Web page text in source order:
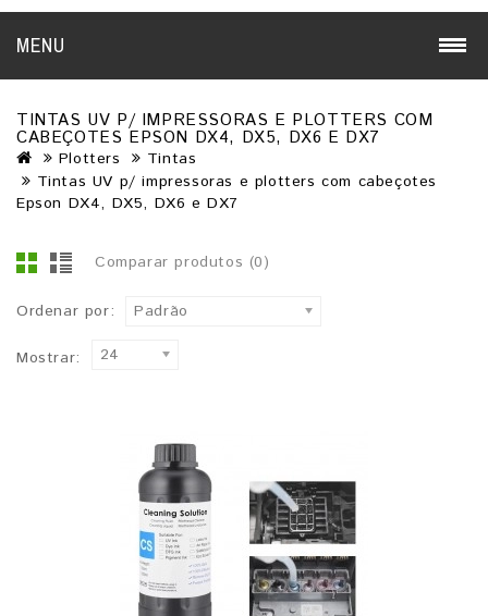
MENU
TINTAS UV P/ IMPRESSORAS E PLOTTERS COM
CABEÇOTES EPSON DX4, DX5, DX6 E DX7
Plotters
Tintas
Tintas UV p/ impressoras e plotters com cabeçotes
Epson DX4, DX5, DX6 e DX7
Comparar produtos (0)
Ordenar por: Padrão
Mostrar: 24